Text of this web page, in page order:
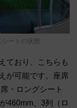
ートの状態
ており、こちらも
が可能です。座席
・ロングシート
460mm、3列（ロ